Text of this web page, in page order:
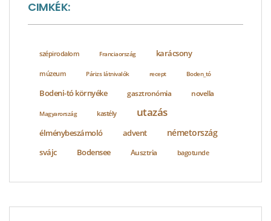
CIMKÉK:
szépirodalom Franciaország karácsony
múzeum Párizs látnivalók recept Boden_tó
Bodeni-tó környéke gasztronómia novella
Magyarország kastély utazás
élménybeszámoló advent németország
svájc Bodensee Ausztria bagotunde